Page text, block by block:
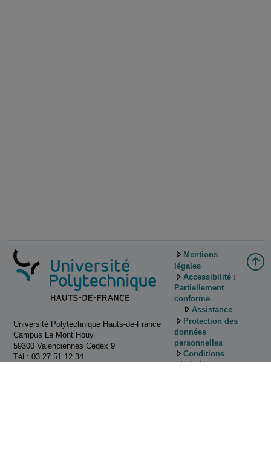
Université Polytechnique Hauts-de-France
Campus Le Mont Houy
59300 Valenciennes Cedex 9
Tél.: 03 27 51 12 34
Mentions
légales
Accessibilité :
Partiellement
conforme
Assistance
Protection des
données
personnelles
Conditions
générales